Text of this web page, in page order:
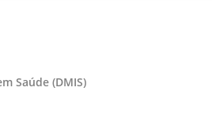
Saúde (DMIS)